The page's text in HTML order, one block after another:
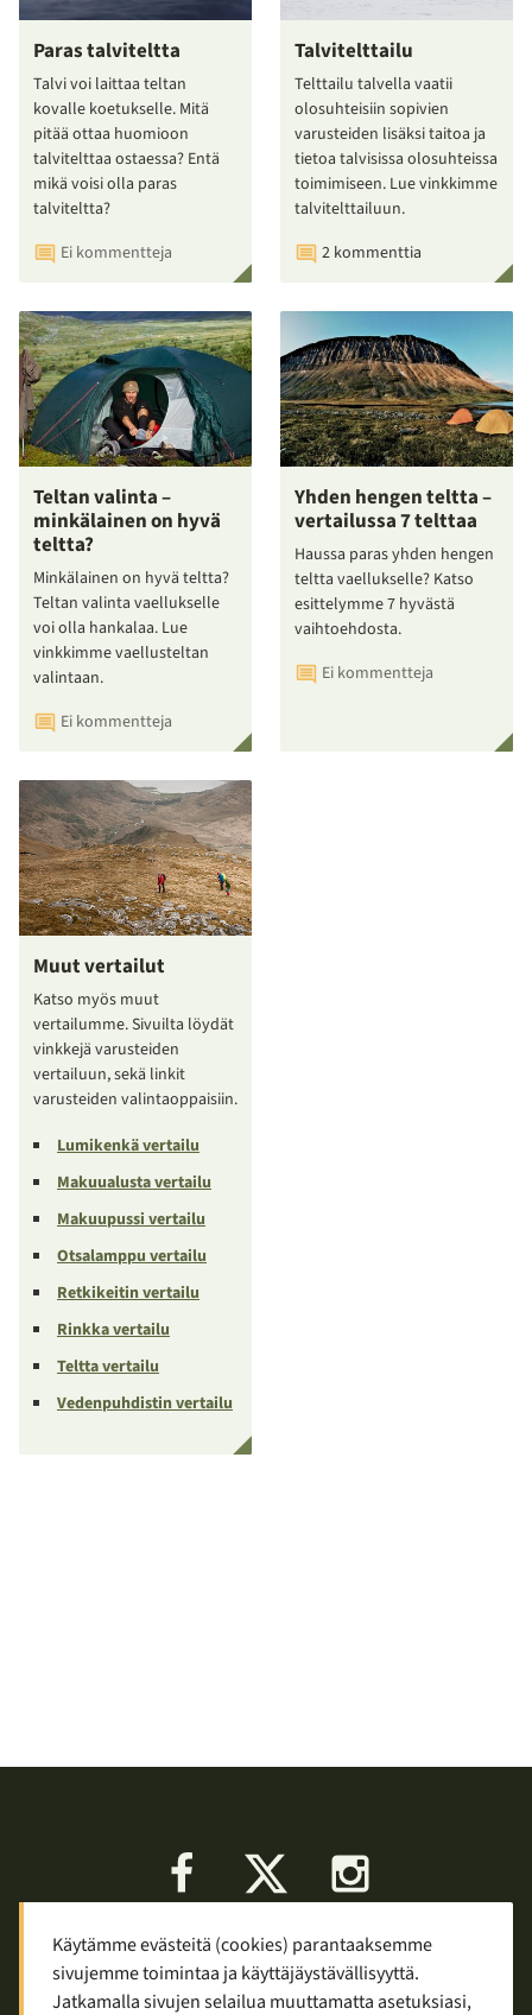
Paras talviteltta
Talvi voi laittaa teltan
kovalle koetukselle. Mitä
pitää ottaa huomioon
talvitelttaa ostaessa? Entä
mikä voisi olla paras
talviteltta?
Ei kommentteja
Talvitelttailu
Telttailu talvella vaatii
olosuhteisiin sopivien
varusteiden lisäksi taitoa ja
tietoa talvisissa olosuhteissa
toimimiseen. Lue vinkkimme
talvitelttailuun.
2 kommenttia
Teltan valinta –
minkälainen on hyvä
teltta?
Minkälainen on hyvä teltta?
Teltan valinta vaellukselle
voi olla hankalaa. Lue
vinkkimme vaellusteltan
valintaan.
Ei kommentteja
Yhden hengen teltta –
vertailussa 7 telttaa
Haussa paras yhden hengen
teltta vaellukselle? Katso
esittelymme 7 hyvästä
vaihtoehdosta.
Ei kommentteja
Muut vertailut
Katso myös muut
vertailumme. Sivuilta löydät
vinkkejä varusteiden
vertailuun, sekä linkit
varusteiden valintaoppaisiin.
Lumikenkä vertailu
Makuualusta vertailu
Makuupussi vertailu
Otsalamppu vertailu
Retkikeitin vertailu
Rinkka vertailu
Teltta vertailu
Vedenpuhdistin vertailu
Facebook
Keskustelu Palaute
Tietosuoja
Mainostaminen ja yhteistyö
Käytämme evästeitä (cookies) parantaaksemme
sivujemme toimintaa ja käyttäjäystävällisyyttä.
Jatkamalla sivujen selailua muuttamatta asetuksiasi,